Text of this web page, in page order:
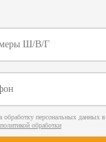
обработку персональных данных в
политикой обработки